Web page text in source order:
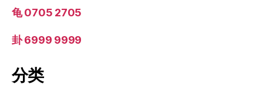
龟 0705 2705
卦 6999 9999
分类